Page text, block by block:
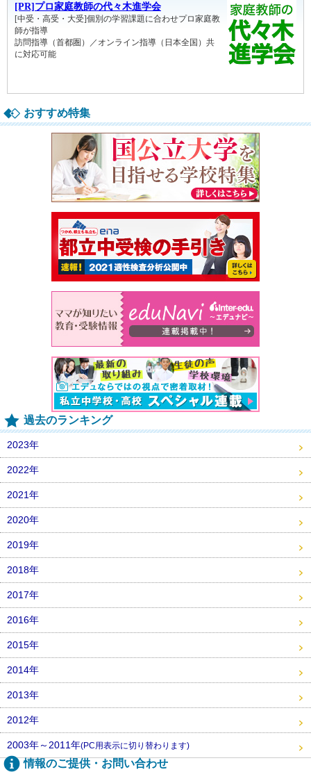
おすすめ特集
過去のランキング
2023年
2022年
2021年
2020年
2019年
2018年
2017年
2016年
2015年
2014年
2013年
2012年
2003年～2011年(PC用表示に切り替わります)
情報のご提供・お問い合わせ